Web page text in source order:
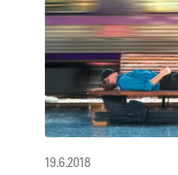
19.6.2018